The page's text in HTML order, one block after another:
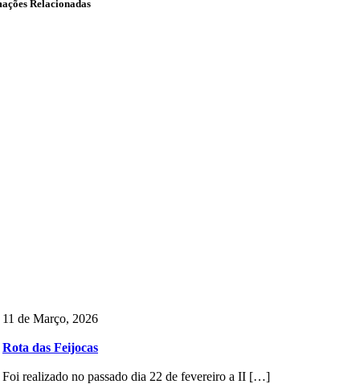
Relacionadas
11 de Março, 2026
Rota das Feijocas
Foi realizado no passado dia 22 de fevereiro a II […]